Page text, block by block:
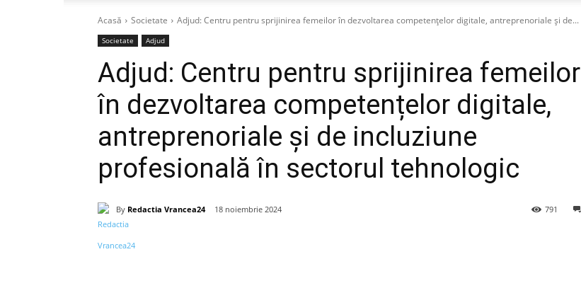
Acasă Societate Adjud: Centru pentru sprijinirea femeilor în dezvoltarea competențelor digitale, antreprenoriale și de...
Societate Adjud
Adjud: Centru pentru sprijinirea femeilor
în dezvoltarea competențelor digitale,
antreprenoriale și de incluziune
profesională în sectorul tehnologic
By Redactia Vrancea24 18 noiembrie 2024 791
Acțiune